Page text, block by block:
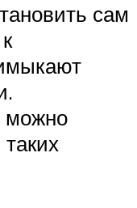
сам
можно